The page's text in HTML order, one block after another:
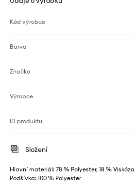
Kód výrobce
Barva
Značka
Výrobce
ID produktu
Složení
Hlavní materiál: 78 % Polyester, 18 %
Podšívka: 100 % Polyester